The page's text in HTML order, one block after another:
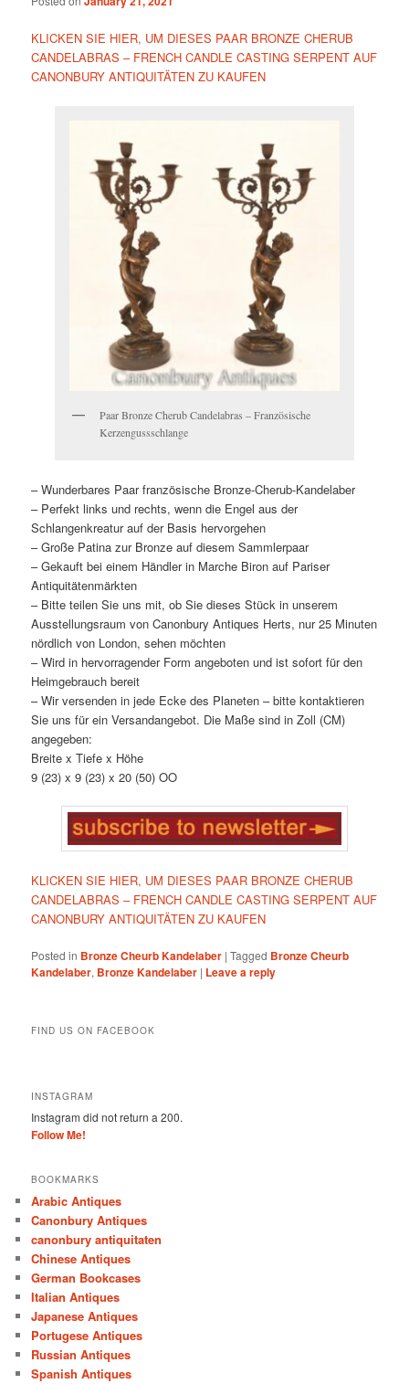
KLICKEN SIE HIER, UM DIESES PAAR BRONZE CHERUB
CANDELABRAS – FRENCH CANDLE CASTING SERPENT AUF
CANONBURY ANTIQUITÄTEN ZU KAUFEN
Paar Bronze Cherub Candelabras – Französische
Kerzengussschlange
– Wunderbares Paar französische Bronze-Cherub-Kandelaber
– Perfekt links und rechts, wenn die Engel aus der
Schlangenkreatur auf der Basis hervorgehen
– Große Patina zur Bronze auf diesem Sammlerpaar
– Gekauft bei einem Händler in Marche Biron auf Pariser
Antiquitätenmärkten
– Bitte teilen Sie uns mit, ob Sie dieses Stück in unserem
Ausstellungsraum von Canonbury Antiques Herts, nur 25 Minuten
nördlich von London, sehen möchten
– Wird in hervorragender Form angeboten und ist sofort für den
Heimgebrauch bereit
– Wir versenden in jede Ecke des Planeten – bitte kontaktieren
Sie uns für ein Versandangebot. Die Maße sind in Zoll (CM)
angegeben:
Breite x Tiefe x Höhe
9 (23) x 9 (23) x 20 (50) OO
KLICKEN SIE HIER, UM DIESES PAAR BRONZE CHERUB
CANDELABRAS – FRENCH CANDLE CASTING SERPENT AUF
CANONBURY ANTIQUITÄTEN ZU KAUFEN
Posted in Bronze Cheurb Kandelaber |Tagged Bronze Cheurb
Kandelaber, Bronze Kandelaber | Leave a reply
FIND US ON FACEBOOK
INSTAGRAM
Instagram did not return a 200.
Follow Me!
BOOKMARKS
Arabic Antiques
Canonbury Antiques
canonbury antiquitaten
Chinese Antiques
German Bookcases
Italian Antiques
Japanese Antiques
Portugese Antiques
Russian Antiques
Spanish Antiques